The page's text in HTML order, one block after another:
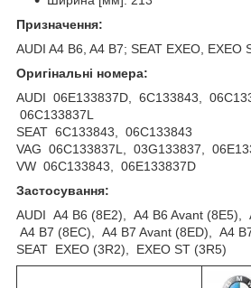
Призначення:
AUDI A4 B6, A4 B7; SEAT EXEO, EXEO
Оригінальні номера:
AUDI 06E133837D, 6C133843,
06C133837L
SEAT 6C133843, 06C133843
VAG 06C133837L, 03G133837,
VW 06C133843, 06E133837D
Застосування:
AUDI A4 B6 (8E2), A4 B6 Avant (8E5),
A4 B7 (8EC), A4 B7 Avant (8ED), A4
SEAT EXEO (3R2), EXEO ST (3R5)